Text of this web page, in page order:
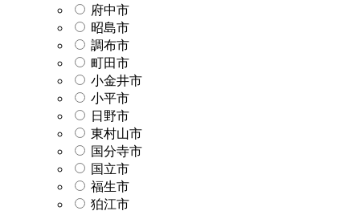
府中市
昭島市
調布市
町田市
小金井市
小平市
日野市
東村山市
国分寺市
国立市
福生市
狛江市